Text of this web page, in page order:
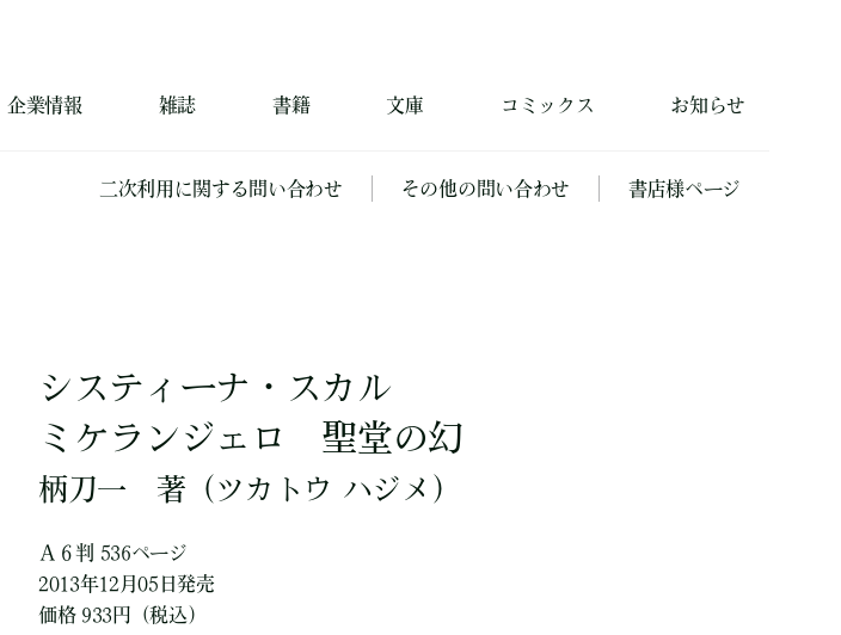
企業情報 雑誌 書籍 文庫 コミックス お知らせ
二次利用に関する問い合わせ その他の問い合わせ 書店様ページ
システィーナ・スカル
ミケランジェロ 聖堂の幻
柄刀一 著 （ツカトウ ハジメ）
Ａ６判 536ページ
2013年12月05日発売
価格 933円（税込）